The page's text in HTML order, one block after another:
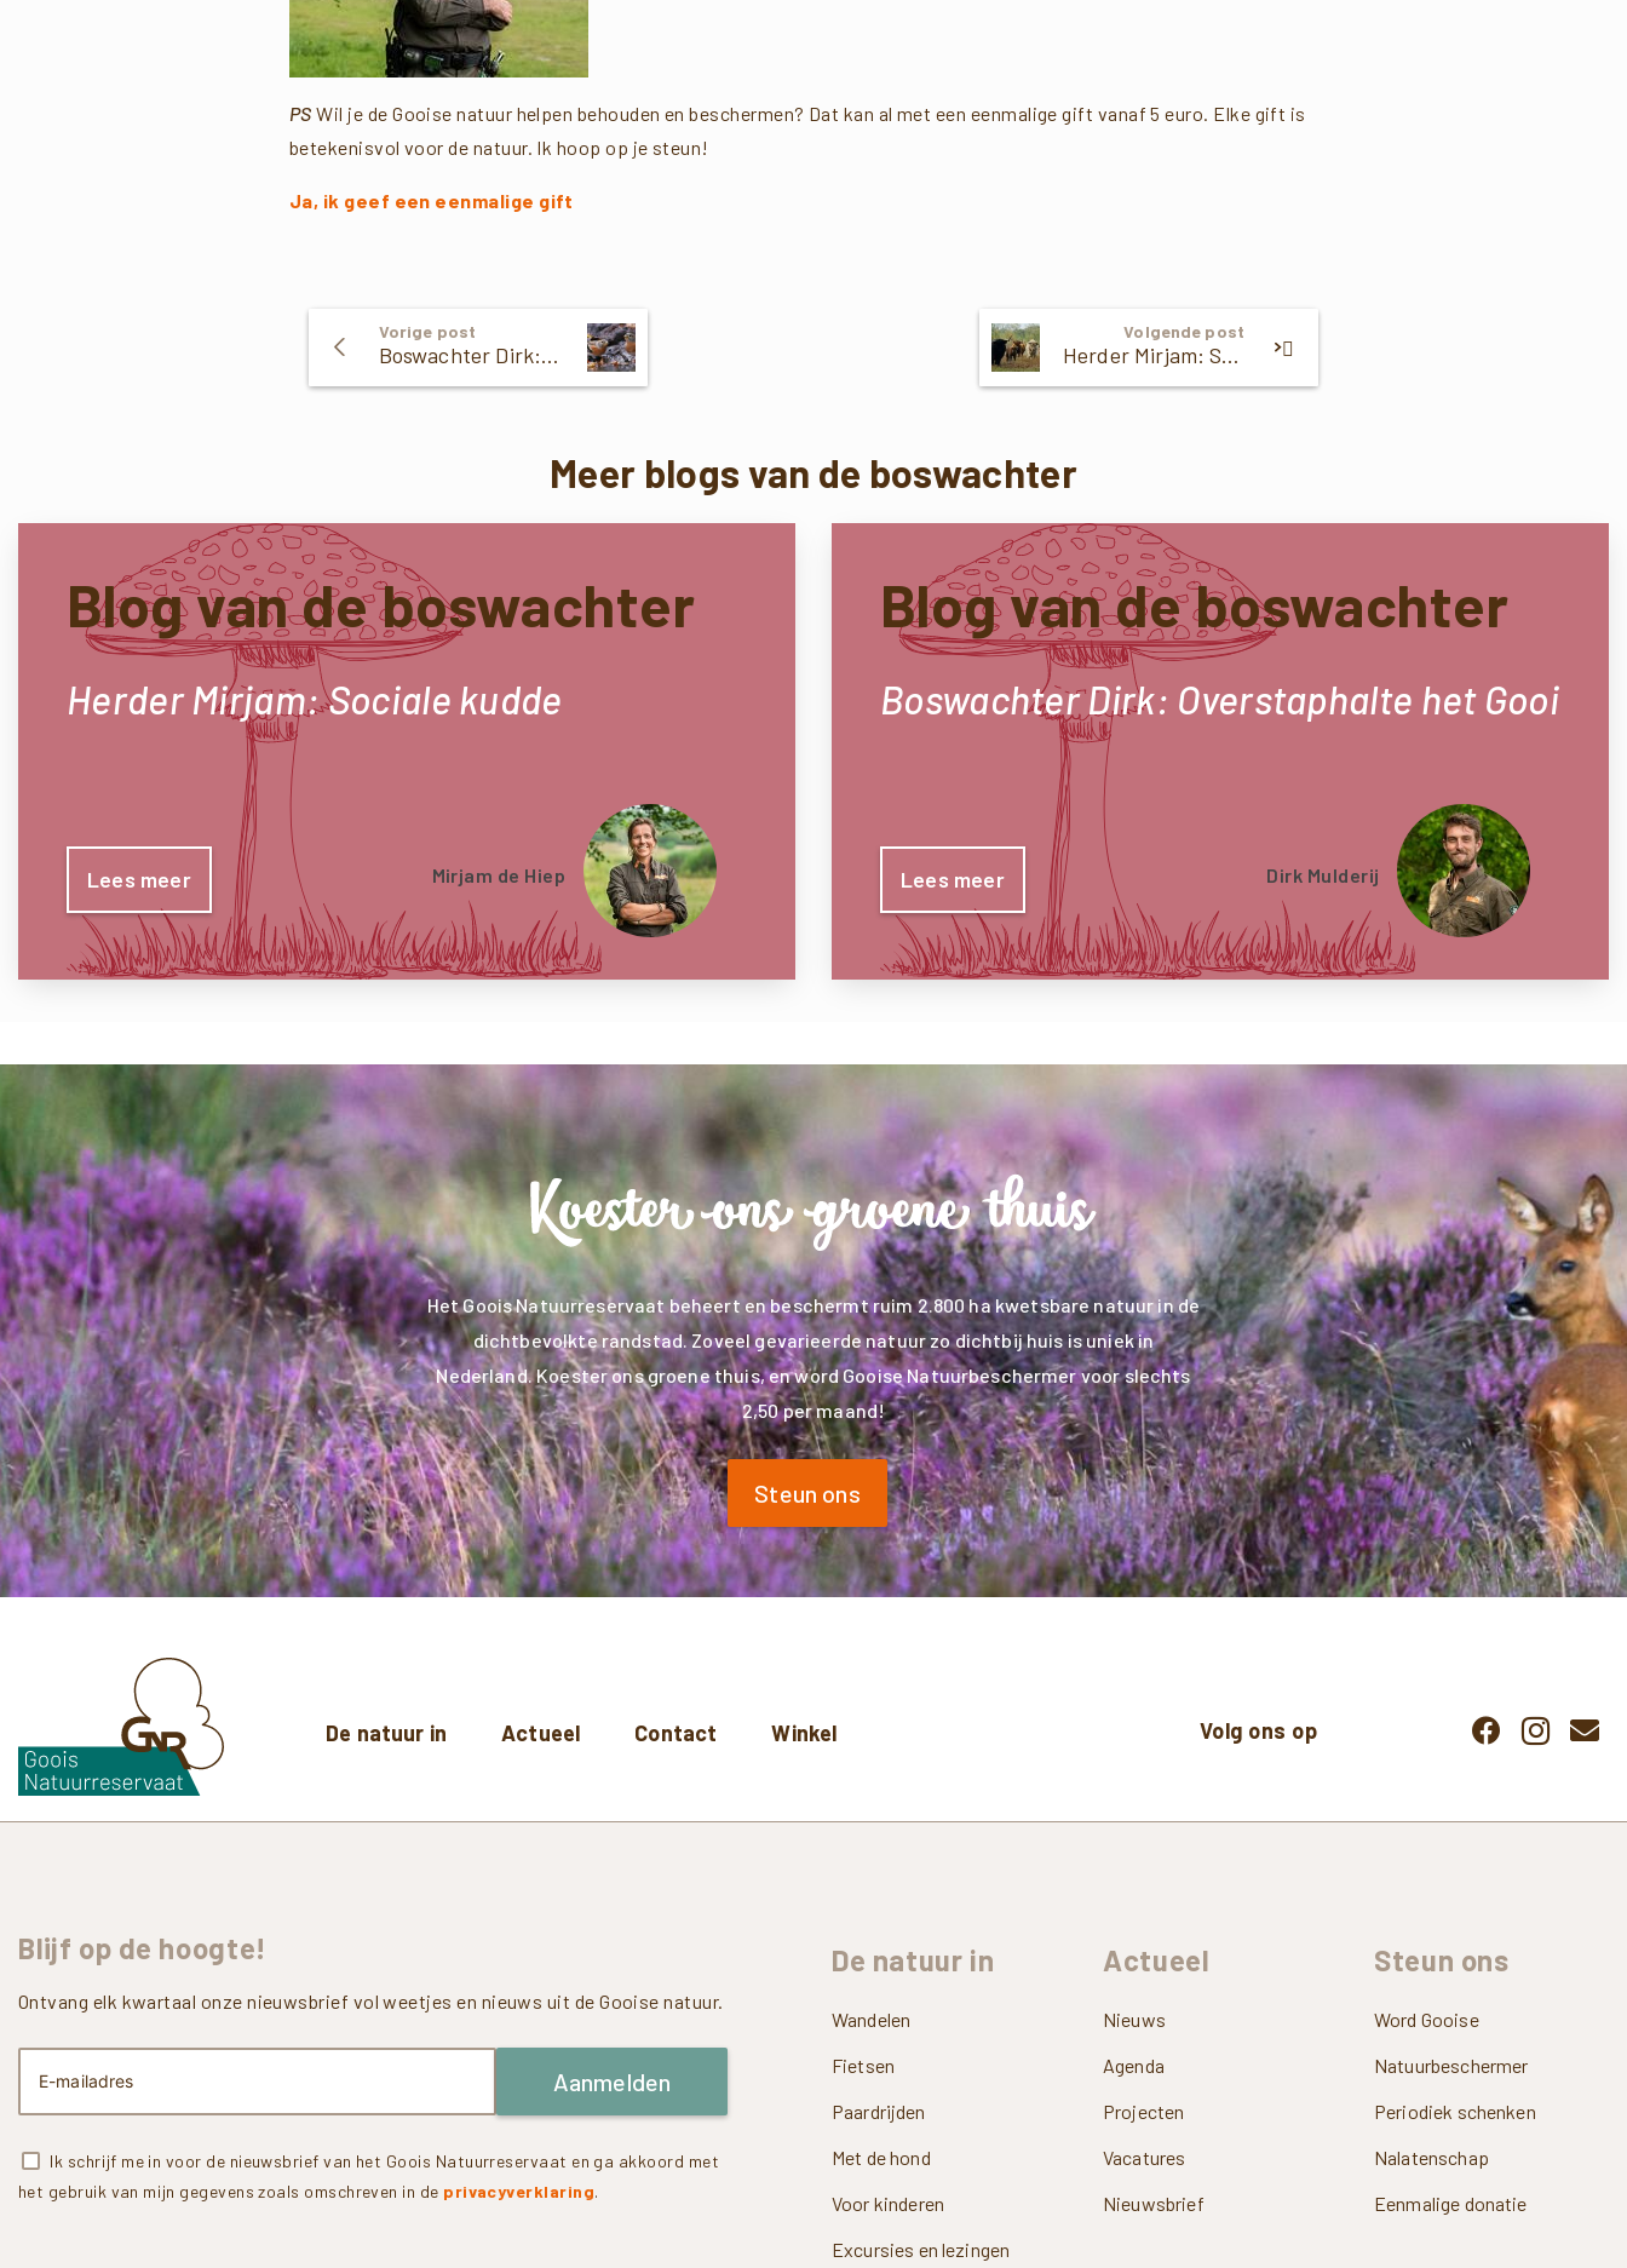
PS Wil je de Gooise natuur helpen behouden en beschermen? Dat kan al met een eenmalige gift vanaf 5 euro. Elke gift is
betekenisvol voor de natuur. Ik hoop op je steun!
Ja, ik geef een eenmalige gift
Verder
Lezen
Vorige post
Boswachter Dirk: Overstaphalte het Gooi
Volgende post
Herder Mirjam: Sociale kudde
Meer blogs van de boswachter
Blog van de boswachter
Herder Mirjam: Sociale kudde
Lees meer Mirjam de Hiep
Blog van de boswachter
Boswachter Dirk: Overstaphalte het Gooi
Lees meer Dirk Mulderij
Het Goois Natuurreservaat beheert en beschermt ruim 2.800 ha kwetsbare natuur in de
dichtbevolkte randstad. Zoveel gevarieerde natuur zo dichtbij huis is uniek in
Nederland. Koester ons groene thuis, en word Gooise Natuurbeschermer voor slechts
2,50 per maand!
Steun ons
De natuur in Actueel Contact Winkel Volg ons op
Blijf op de hoogte!
Ontvang elk kwartaal onze nieuwsbrief vol weetjes en nieuws uit de Gooise natuur.
Aanmelden
Ik schrijf me in voor de nieuwsbrief van het Goois Natuurreservaat en ga akkoord met
het gebruik van mijn gegevens zoals omschreven in de privacyverklaring.
De natuur in
Wandelen
Fietsen
Paardrijden
Met de hond
Voor kinderen
Excursies en lezingen
Actueel
Nieuws
Agenda
Projecten
Vacatures
Nieuwsbrief
Steun ons
Word Gooise
Natuurbeschermer
Periodiek schenken
Nalatenschap
Eenmalige donatie